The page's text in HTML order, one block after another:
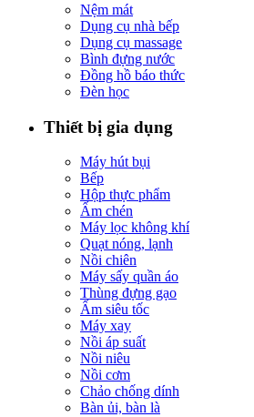
Nệm mát
Dụng cụ nhà bếp
Dụng cụ massage
Bình đựng nước
Đồng hồ báo thức
Đèn học
Thiết bị gia dụng
Máy hút bụi
Bếp
Hộp thực phẩm
Ấm chén
Máy lọc không khí
Quạt nóng, lạnh
Nồi chiên
Máy sấy quần áo
Thùng đựng gạo
Ấm siêu tốc
Máy xay
Nồi áp suất
Nồi niêu
Nồi cơm
Chảo chống dính
Bàn ủi, bàn là